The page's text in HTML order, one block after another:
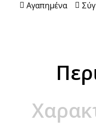
Αγαπημένα